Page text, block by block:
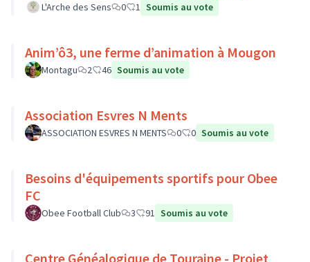
L'Arche des Sens 0 1 Soumis au vote
Anim’ô3, une ferme d’animation à Mougon
Montagu 2 46 Soumis au vote
Association Esvres N Ments
ASSOCIATION ESVRES N MENTS 0 0 Soumis au vote
Besoins d'équipements sportifs pour Obee
FC
Obee Football Club 3 91 Soumis au vote
Centre Généalogique de Touraine - Projet